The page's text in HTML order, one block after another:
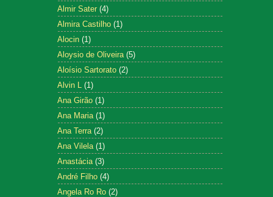
Almir Sater (4)
Almira Castilho (1)
Alocin (1)
Aloysio de Oliveira (5)
Aloísio Sartorato (2)
Alvin L (1)
Ana Girão (1)
Ana Maria (1)
Ana Terra (2)
Ana Vilela (1)
Anastácia (3)
André Filho (4)
Angela Ro Ro (2)